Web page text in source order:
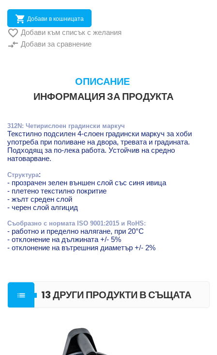
 Добави в кошницата
 Добави към списък с желания
compare_arrows Добави за сравнение
ОПИСАНИЕ
ИНФОРМАЦИЯ ЗА ПРОДУКТА
312N: Четирислоен градински маркуч
Текстилно подсилен 4-слоен градински маркуч за хоби
употреба при поливане на двора, тревата и градината.
Подходящ за по-лека работа. Устойчив на средно
натоварване.
Структура:
- прозрачен зелен външен слой със синя ивица
- плетено текстилно покритие
- жълт среден слой
- черен слой алгицид
Съобразно с нормата ISO 9001:2015 и RoHS:
- работно и пределно налягане, при 20°C
- отклонение на дължината +/- 5%
- отклонение на вътрешния диаметър +/- 2%

13 ДРУГИ ПРОДУКТИ В СЪЩАТА